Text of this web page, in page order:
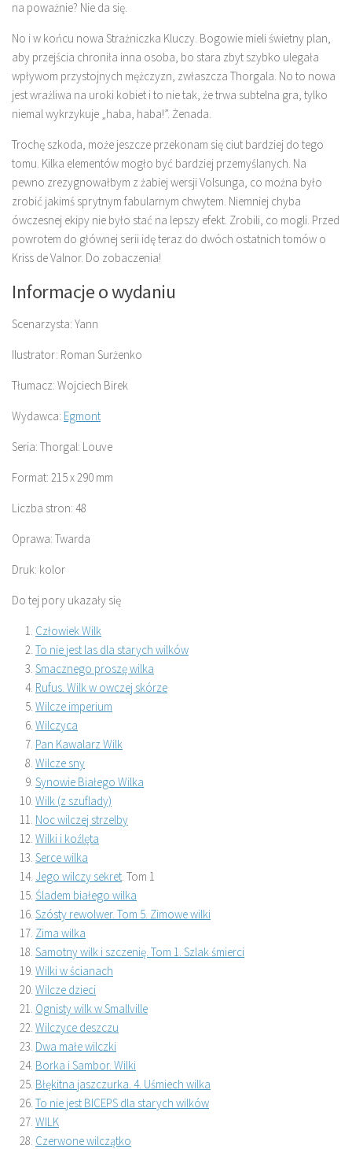
na poważnie? Nie da się.
No i w końcu nowa Strażniczka Kluczy. Bogowie mieli świetny plan,
aby przejścia chroniła inna osoba, bo stara zbyt szybko ulegała
wpływom przystojnych mężczyzn, zwłaszcza Thorgala. No to nowa
jest wrażliwa na uroki kobiet i to nie tak, że trwa subtelna gra, tylko
niemal wykrzykuje „haba, haba!”. Żenada.
Trochę szkoda, może jeszcze przekonam się ciut bardziej do tego
tomu. Kilka elementów mogło być bardziej przemyślanych. Na
pewno zrezygnowałbym z żabiej wersji Volsunga, co można było
zrobić jakimś sprytnym fabularnym chwytem. Niemniej chyba
ówczesnej ekipy nie było stać na lepszy efekt. Zrobili, co mogli. Przed
powrotem do głównej serii idę teraz do dwóch ostatnich tomów o
Kriss de Valnor. Do zobaczenia!
Informacje o wydaniu
Scenarzysta: Yann
Ilustrator: Roman Surżenko
Tłumacz: Wojciech Birek
Wydawca: Egmont
Seria: Thorgal: Louve
Format: 215 x 290 mm
Liczba stron: 48
Oprawa: Twarda
Druk: kolor
Do tej pory ukazały się
Człowiek Wilk
To nie jest las dla starych wilków
Smacznego proszę wilka
Rufus. Wilk w owczej skórze
Wilcze imperium
Wilczyca
Pan Kawalarz Wilk
Wilcze sny
Synowie Białego Wilka
Wilk (z szuflady)
Noc wilczej strzelby
Wilki i koźlęta
Serce wilka
Jego wilczy sekret . Tom 1
Śladem białego wilka
Szósty rewolwer. Tom 5. Zimowe wilki
Zima wilka
Samotny wilk i szczenię. Tom 1. Szlak śmierci
Wilki w ścianach
Wilcze dzieci
Ognisty wilk w Smallville
Wilczyce deszczu
Dwa małe wilczki
Borka i Sambor. Wilki
Błękitna jaszczurka. 4. Uśmiech wilka
To nie jest BICEPS dla starych wilków
WILK
Czerwone wilczątko